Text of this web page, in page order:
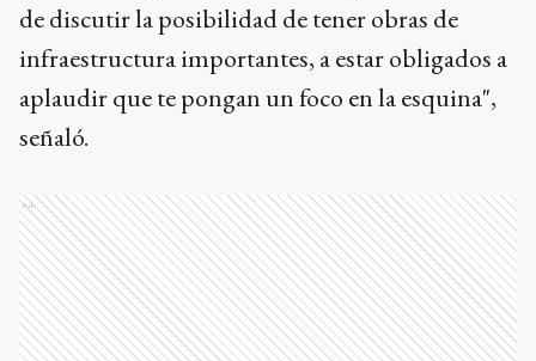
de discutir la posibilidad de tener obras de
infraestructura importantes, a estar obligados a
aplaudir que te pongan un foco en la esquina",
señaló.
Ads